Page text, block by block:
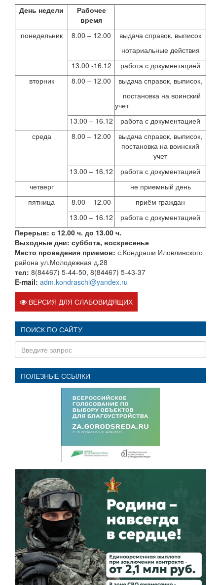
День недели
Рабочее
время
понедельник
8.00 – 12.00
выдача справок, выписок
нотариальные действия
13.00 -16.12
работа с документацией
вторник
8.00 – 12.00
выдача справок, выписок,
постановка на воинский
учет
13.00 – 16.12
работа с документацией
среда
8.00 – 12.00
выдача справок, выписок,
постановка на воинский
учет
13.00 – 16.12
работа с документацией
четверг
не приемный день
пятница
8.00 – 12.00
приём граждан
13.00 – 16.12
работа с документацией
Перерыв: с 12.00 ч. до 13.00 ч.
Выходные дни: суббота, воскресенье
Место проведения приемов: с.Кондраши Иловлинского
района ул.Молодежная д.28
тел: 8(84467) 5-44-50, 8(84467) 5-43-37
E-mail: adm.kondraschi@yandex.ru
ВЕРСИЯ ДЛЯ СЛАБОВИДЯЩИХ
ПОИСК ПО САЙТУ
ПОЛЕЗНЫЕ ССЫЛКИ